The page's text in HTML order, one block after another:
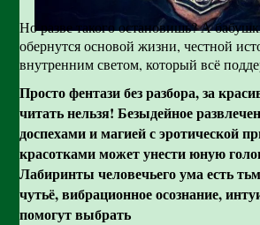
Но разве такого остановишь? А
обернутся основой жизни, честной
внутренним светом, который всё
Просто фентази без разбора, за
читать нельзя! Безыдейное
доспехами и магией с эротической
красотками может унести юную
Лабиринты человечьего ума есть
чутьё, вибрационное осознание,
помогут выбрать